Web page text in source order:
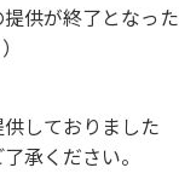
供が終了となった
しておりました
承ください。